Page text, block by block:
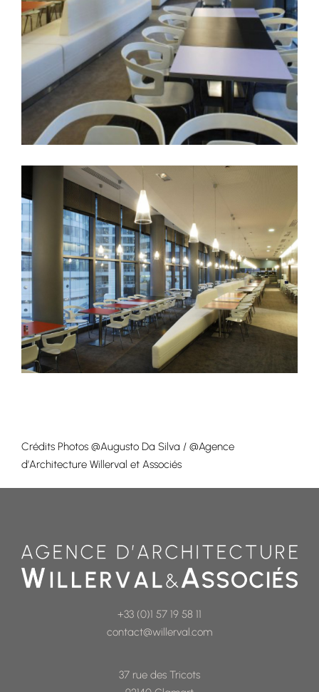
Crédits Photos @Augusto Da Silva / @Agence
d’Architecture Willerval et Associés
+33 (0)1 57 19 58 11
contact@willerval.com
37 rue des Tricots